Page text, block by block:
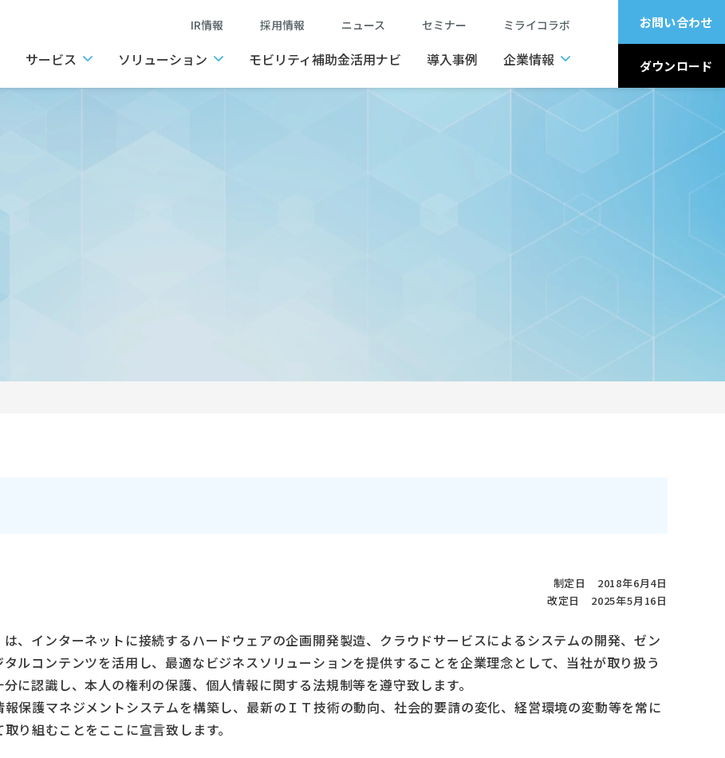
IR情報 採用情報 ニュース セミナー ミライコラボ
サービス ソリューション モビリティ補助金活用ナビ 導入事例 企業情報
お問い合わせ
ダウンロード
制定日 2018年6月4日
改定日 2025年5月16日
、インターネットに接続するハードウェアの企画開発製造、クラウドサービスによるシステムの開発、ゼン
ルコンテンツを活用し、最適なビジネスソリューションを提供することを企業理念として、当社が取り扱う
に認識し、本人の権利の保護、個人情報に関する法規制等を遵守致します。
保護マネジメントシステムを構築し、最新のＩＴ技術の動向、社会的要請の変化、経営環境の変動等を常に
り組むことをここに宣言致します。